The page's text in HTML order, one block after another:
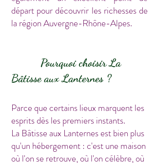
départ pour découvrir les richesses de
la région Auvergne-Rhône-Alpes.
Pourquoi choisir La
Bâtisse aux Lanternes ?
Parce que certains lieux marquent les
esprits dès les premiers instants.
La Bâtisse aux Lanternes est bien plus
qu'un hébergement : c'est une maison
où l'on se retrouve, où l'on célèbre, où